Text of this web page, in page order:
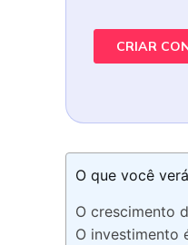
O que você
O crescimento
O investimento